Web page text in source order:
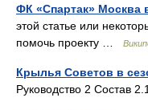
ФК «Спартак» Москва
этой статье или
помочь проекту …
Крылья Советов в
Руководство 2 Состав